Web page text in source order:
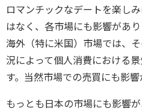
ロマンチックなデートを楽し
はなく、各市場にも影響があり
海外（特に米国）市場では、
況によって個人消費における
す。当然市場での売買にも影響
もっとも日本の市場にも影響